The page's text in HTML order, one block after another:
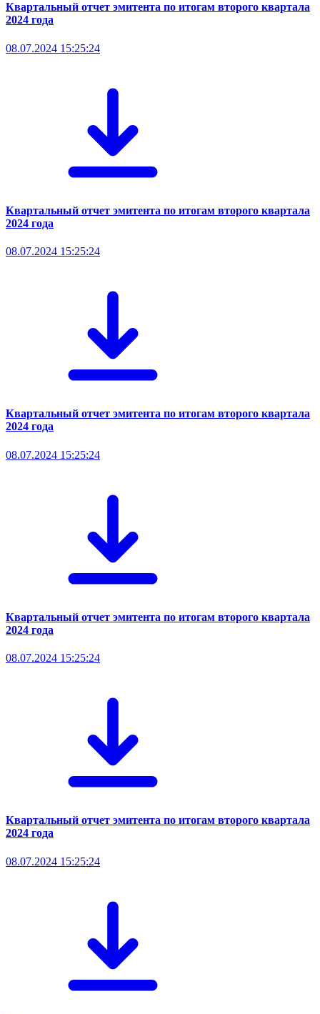
Квартальный отчет эмитента по итогам второго квартала
2024 года
08.07.2024 15:25:24
Квартальный отчет эмитента по итогам второго квартала
2024 года
08.07.2024 15:25:24
Квартальный отчет эмитента по итогам второго квартала
2024 года
08.07.2024 15:25:24
Квартальный отчет эмитента по итогам второго квартала
2024 года
08.07.2024 15:25:24
Квартальный отчет эмитента по итогам второго квартала
2024 года
08.07.2024 15:25:24